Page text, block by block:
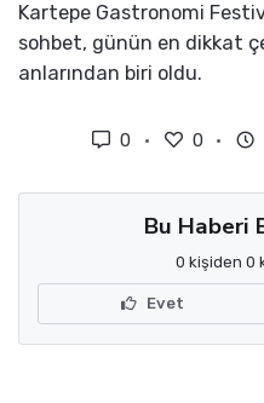
Kartepe Gastronomi
sohbet, günün en dikkat
anlarından biri oldu.
0 0
Bu Haberi
0 kişiden 0
Evet